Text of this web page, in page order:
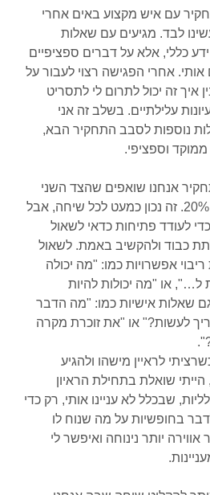
עם איש מקצוע באים אחרי
לבד. מגיעים עם שאלות
כללי, אלא על דברים ספציפיים
אותי. אחרי הפגישה רצוי לעבור על
איך זה יכול לתרום לי לתסריט
עלילתיים. בשלב זה אני
נוספות לסבב התחקיר הבא,
וספציפי.
אנחנו שואפים שהצד השני
ידבר 80% ואנחנו 20%. זה נכון כמעט לכל שיחה, אבל
לעודד פתיחות כדאי לשאול
כבוד ולהקשיב באמת. לשאול
אפשרויות כמו: "מה יכולה
ל…", או "מה יכולות להיות
שאלות אישיות כמו: "מה הדבר
לעשות?" או "את זוכרת מקרה
לראיין מישהו ולהגיע
שואלת בתחילת הראיון
שבכלל לא עניינו אותי, רק כדי
בחופשיות על מה שנוח לו
יותר נינוחה ואיפשר לי